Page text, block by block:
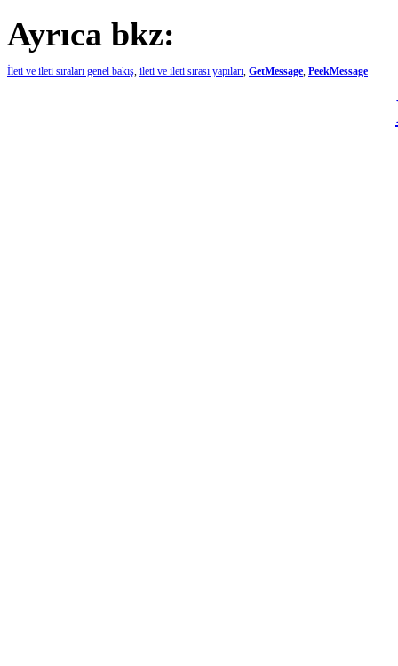
Ayrıca bkz:
İleti ve ileti sıraları genel bakış, ileti ve ileti sırası yapıları, GetMessage, PeekMessage